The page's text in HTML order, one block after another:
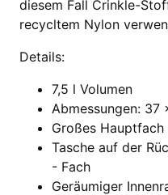
diesem Fall Crinkle-
recycltem Nylon
Details:
7,5 l Volumen
Abmessungen:
Großes Hauptfach
Tasche auf der
- Fach
Geräumiger